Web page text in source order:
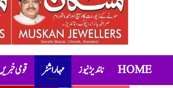
HOME ناندیڑ نیوز مہاراشٹر قومی